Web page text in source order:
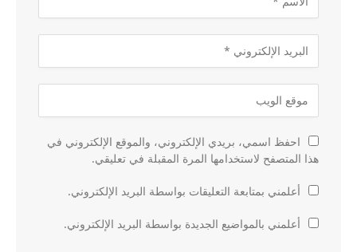
احفظ اسمي، بريدي الإلكتروني، والموقع الإلكتروني في
هذا المتصفح لاستخدامها المرة المقبلة في تعليقي.
أعلمني بمتابعة التعليقات بواسطة البريد الإلكتروني.
أعلمني بالمواضيع الجديدة بواسطة البريد الإلكتروني.